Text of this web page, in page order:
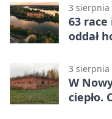
3 sierpnia
63
oddał
3 sierpnia
W
ciepło.